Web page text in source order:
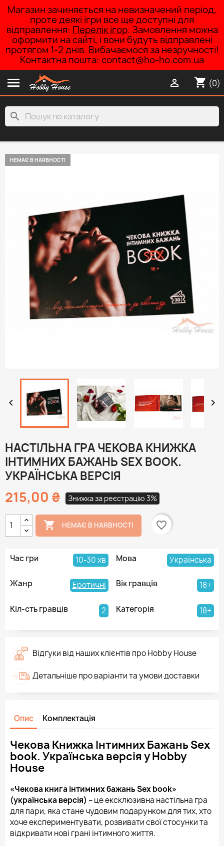
Магазин зачиняється на невизначений період,
проте деякі ігри все ще доступні для
відправлення: Перелік ігор. Замовлення можна
оформити на сайті, і вони будуть відправлені
протягом 1-2 днів. Вибачаємося за незручності!
Контактна пошта: contact@ho-ho.com.ua
 shopping_cart (0)

search
НЕМАЄ В НАЯВНОСТІ
 
НАСТІЛЬНА ГРА ЧЕКОВА КНИЖКА
ІНТИМНИХ БАЖАНЬ SEX BOOK.
УКРАЇНСЬКА ВЕРСІЯ
215,00 ₴ Знижка за реєстрацію 3%
 НЕМАЄ В НАЯВНОСТІ favorite_border
Час гри 10-30 хв Мова Українська
Жанр Еротичні Вік гравців 18+
Кіл-сть гравців 2 Категорія 18+
Відгуки від наших клієнтів про Hobby House
Детальніше про варіанти та умови доставки
Опис Комплектація
Чекова Книжка Інтимних Бажань Sex
book. Українська версія у Hobby
House
«Чекова книга інтимних бажань Sex book»
(українська версія) – це ексклюзивна настільна гра
для пари, яка стане чудовим подарунком для тих, хто
хоче експериментувати, розвивати свої стосунки та
відкривати нові грані інтимного життя.